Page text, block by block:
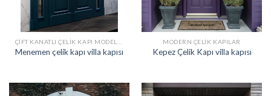
Menemen çelik kapı villa kapısı
MODERN ÇELIK KAPILAR
Kepez Çelik Kapı villa kapısı